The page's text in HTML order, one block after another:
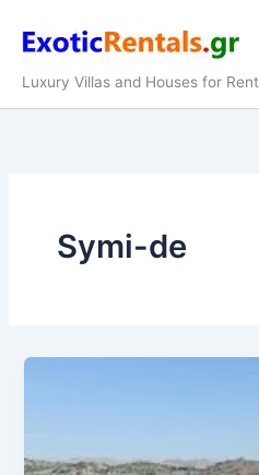
Inhalt
Luxury Villas and Houses for Rent
Symi-de